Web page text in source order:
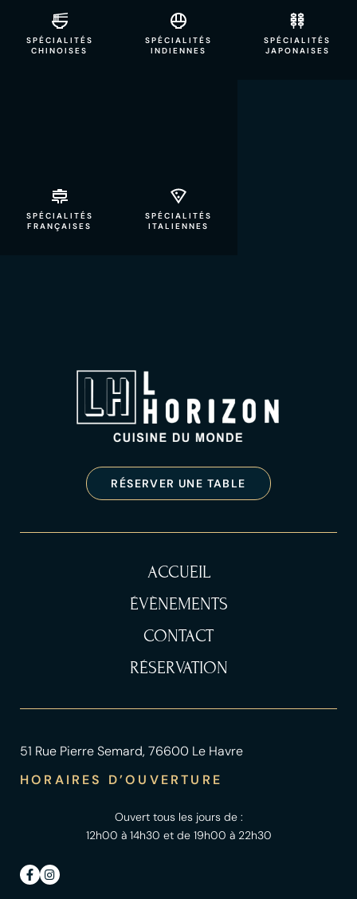
SPÉCIALITÉS
CHINOISES
SPÉCIALITÉS
INDIENNES
SPÉCIALITÉS
JAPONAISES
SPÉCIALITÉS
FRANÇAISES
SPÉCIALITÉS
ITALIENNES
RÉSERVER UNE TABLE
ACCUEIL
ÉVÈNEMENTS
CONTACT
RÉSERVATION
51 Rue Pierre Semard, 76600 Le Havre
HORAIRES D’OUVERTURE
Ouvert tous les jours de :
12h00 à 14h30 et de 19h00 à 22h30